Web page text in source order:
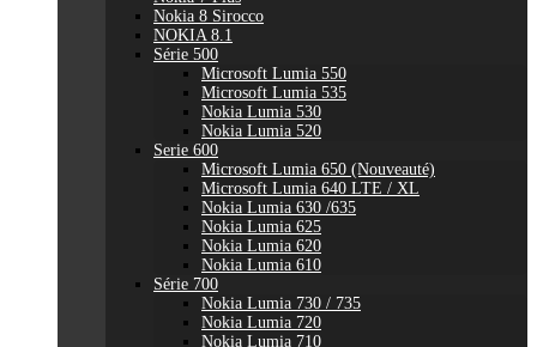
Nokia 8 Sirocco
NOKIA 8.1
Série 500
Microsoft Lumia 550
Microsoft Lumia 535
Nokia Lumia 530
Nokia Lumia 520
Serie 600
Microsoft Lumia 650 (Nouveauté)
Microsoft Lumia 640 LTE / XL
Nokia Lumia 630 /635
Nokia Lumia 625
Nokia Lumia 620
Nokia Lumia 610
Série 700
Nokia Lumia 730 / 735
Nokia Lumia 720
Nokia Lumia 710